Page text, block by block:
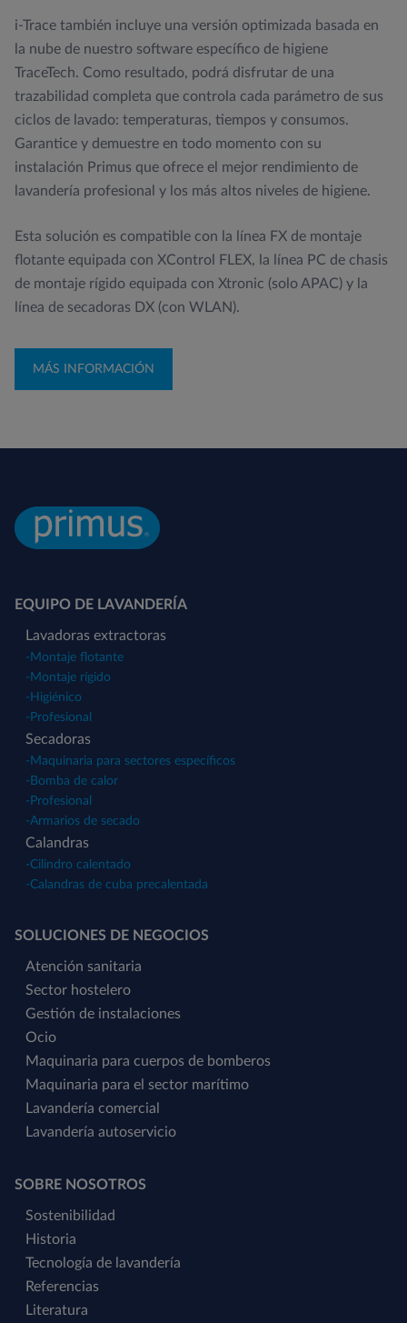
i-Trace también incluye una versión optimizada basada en
la nube de nuestro software específico de higiene
TraceTech. Como resultado, podrá disfrutar de una
trazabilidad completa que controla cada parámetro de sus
ciclos de lavado: temperaturas, tiempos y consumos.
Garantice y demuestre en todo momento con su
instalación Primus que ofrece el mejor rendimiento de
lavandería profesional y los más altos niveles de higiene.
Esta solución es compatible con la línea FX de montaje
flotante equipada con XControl FLEX, la línea PC de chasis
de montaje rígido equipada con Xtronic (solo APAC) y la
línea de secadoras DX (con WLAN).
MÁS INFORMACIÓN
EQUIPO DE LAVANDERÍA
Lavadoras extractoras
- Montaje flotante
- Montaje rígido
- Higiénico
- Profesional
Secadoras
- Maquinaria para sectores específicos
- Bomba de calor
- Profesional
-Armarios de secado
Calandras
-Cilindro calentado
-Calandras de cuba precalentada
SOLUCIONES DE NEGOCIOS
Atención sanitaria
Sector hostelero
Gestión de instalaciones
Ocio
Maquinaria para cuerpos de bomberos
Maquinaria para el sector marítimo
Lavandería comercial
Lavandería autoservicio
SOBRE NOSOTROS
Sostenibilidad
Historia
Tecnología de lavandería
Referencias
Literatura